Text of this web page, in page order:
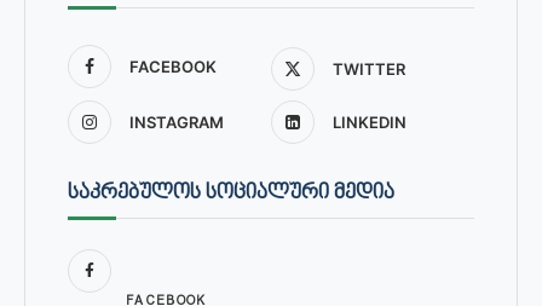
FACEBOOK TWITTER
INSTAGRAM LINKEDIN
ᲡᲐᲙᲠᲔᲑᲣᲚᲝᲡ ᲡᲝᲪᲘᲐᲚᲣᲠᲘ ᲛᲔᲓᲘᲐ
FACEBOOK